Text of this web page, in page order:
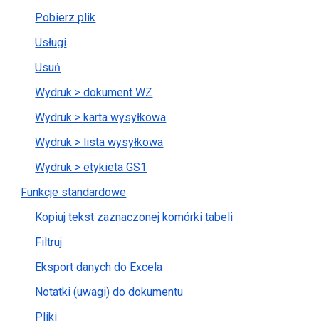
Pobierz plik
Usługi
Usuń
Wydruk > dokument WZ
Wydruk > karta wysyłkowa
Wydruk > lista wysyłkowa
Wydruk > etykieta GS1
Funkcje standardowe
Kopiuj tekst zaznaczonej komórki tabeli
Filtruj
Eksport danych do Excela
Notatki (uwagi) do dokumentu
Pliki